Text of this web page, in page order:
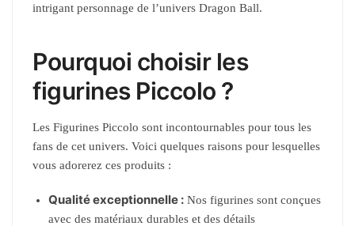
intrigant personnage de l’univers Dragon Ball.
Pourquoi choisir les
figurines Piccolo ?
Les Figurines Piccolo sont incontournables pour tous les
fans de cet univers. Voici quelques raisons pour lesquelles
vous adorerez ces produits :
Qualité exceptionnelle : Nos figurines sont conçues
avec des matériaux durables et des détails